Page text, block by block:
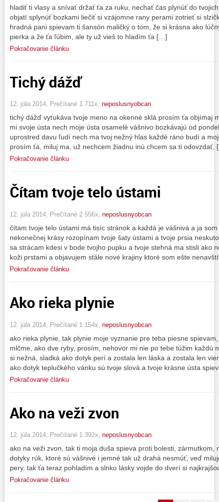
hladiť ti vlasy a snívať držať ťa za ruku, nechať čas plynúť do
objatí splynúť bozkami liečiť si vzájomne rany perami zotrieť si
hradná pani spievam ti šansón maličký o tom, že si krásna ako
pierka a že ťa ľúbim, ale ty už vieš to hladím ťa […]
Pokračovanie článku
Tichý dážď
12. júla 2014, Prečítané 1 711x, neposlusnyobcan
tichý dážď vyťukáva tvoje meno na okenné sklá prosím ťa objímaj
mi svoje ústa nech moje ústa osamelé vášnivo bozkávajú od
uprostred davu ľudí nech ma tvoj nežný hlas každé ráno budí a
prosím ťa, miluj ma, už nechcem žiadnu inú chcem sa ti odovzdať,
Pokračovanie článku
Čítam tvoje telo ústami
12. júla 2014, Prečítané 2 556x, neposlusnyobcan
čítam tvoje telo ústami má tisíc stránok a každá je vášnivá a ja
nekonečnej krásy rozopínam tvoje šaty ústami a tvoje prsia
sa strácam kdesi v bode tvojho pupku a tvoje stehná ma stisli ako
koži prstami a objavujem stále nové krajiny ktoré som ešte
Pokračovanie článku
Ako rieka plynie
12. júla 2014, Prečítané 1 154x, neposlusnyobcan
ako rieka plynie, tak plynie moje vyznanie pre teba piesne
mlčme, ako dve ryby, prosím, nehovor mi nie po tebe túžim každú
si nežná, sladká ako dotyk perí a zostala len láska a zostala len
ako dotyk teplučkého vánku sú tvoje slová a tvoje krásne ústa
Pokračovanie článku
Ako na veži zvon
12. júla 2014, Prečítané 1 392x, neposlusnyobcan
ako na veži zvon, tak ti moja duša spieva proti bolesti, zármutkom,
dotyky rúk, ktoré sú vášnivé i jemné tak už drahá nesmúť, veď
pery, tak ťa teraz pohladím a slnko lásky vojde do dverí si
Pokračovanie článku